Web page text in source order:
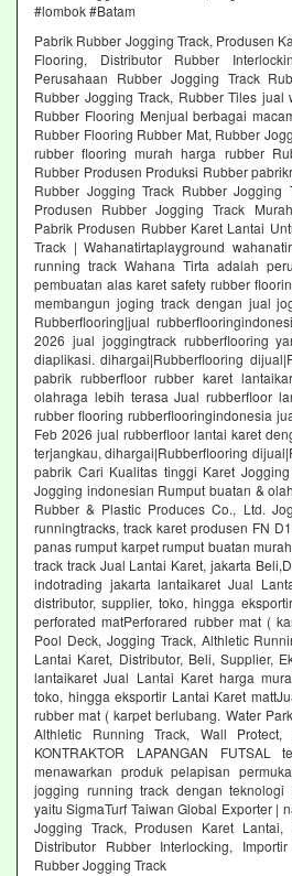
#lombok #Batam
Pabrik Rubber Jogging Track, Produsen
Flooring, Distributor Rubber
Perusahaan Rubber Jogging Track
Rubber Jogging Track, Rubber Tiles jual
Rubber Flooring Menjual berbagai
Rubber Flooring Rubber Mat, Rubber
rubber flooring murah harga rubber
Rubber Produsen Produksi Rubber
Rubber Jogging Track Rubber Jogging
Produsen Rubber Jogging Track
Pabrik Produsen Rubber Karet Lantai
Track | Wahanatirtaplayground
running track Wahana Tirta adalah
pembuatan alas karet safety rubber
membangun joging track dengan jual
Rubberflooring|jual
2026 jual joggingtrack rubberflooring
diaplikasi. dihargai|Rubberflooring
pabrik rubberfloor rubber karet
olahraga lebih terasa Jual rubberfloor
rubber flooring rubberflooringindonesia
Feb 2026 jual rubberfloor lantai karet
terjangkau, dihargai|Rubberflooring
pabrik Cari Kualitas tinggi Karet
Jogging indonesian Rumput buatan &
Rubber & Plastic Produces Co., Ltd.
runningtracks, track karet produsen FN
panas rumput karpet rumput buatan
track track Jual Lantai Karet, jakarta
indotrading jakarta lantaikaret Jual
distributor, supplier, toko, hingga
perforated matPerforared rubber mat (
Pool Deck, Jogging Track, Althletic
Lantai Karet, Distributor, Beli, Supplier,
lantaikaret Jual Lantai Karet harga
toko, hingga eksportir Lantai Karet
rubber mat ( karpet berlubang. Water
Althletic Running Track, Wall Protect,
KONTRAKTOR LAPANGAN FUTSAL
menawarkan produk pelapisan
jogging running track dengan
yaitu SigmaTurf Taiwan Global Exporter |
Jogging Track, Produsen Karet Lantai,
Distributor Rubber Interlocking,
Rubber Jogging Track